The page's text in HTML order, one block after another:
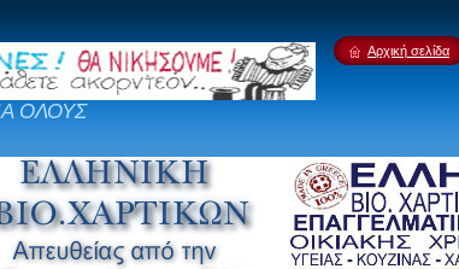
ΟΛΟΥΣ
Αρχική σελίδα